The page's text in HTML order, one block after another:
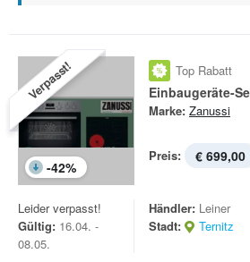
Verpasst!
-42%
Top Rabatt
Einbaugeräte-
Marke: Zanussi
Preis: € 699,00
Leider verpasst!
Gültig: 16.04. -
08.05.
Händler: Leiner
Stadt:
Ternitz